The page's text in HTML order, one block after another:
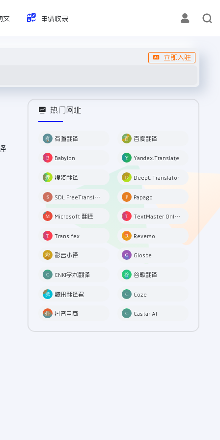
文 申请收录
立即入驻
热门网址
有道翻译 百度翻译
Babylon Yandex.Translate
搜狗翻译 DeepL Translator
SDL FreeTranslation Papago
Microsoft 翻译 TextMaster Online Translation
Transifex Reverso
彩云小译 Glosbe
CNKI学术翻译 谷歌翻译
腾讯翻译君 Coze
抖音电商 Castar AI